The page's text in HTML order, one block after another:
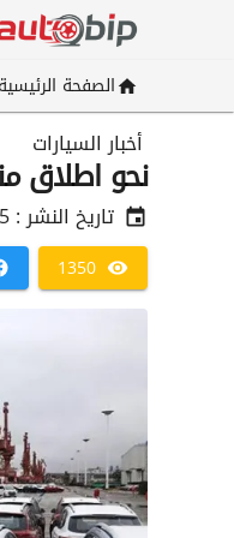
الصفحة الرئيسية
أخبار السيارات
نحو اطلاق
تاريخ النشر :
1350